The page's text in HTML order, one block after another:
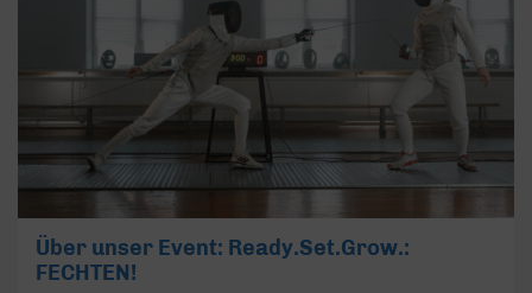
Über unser Event: Ready.Set.Grow.:
FECHTEN!